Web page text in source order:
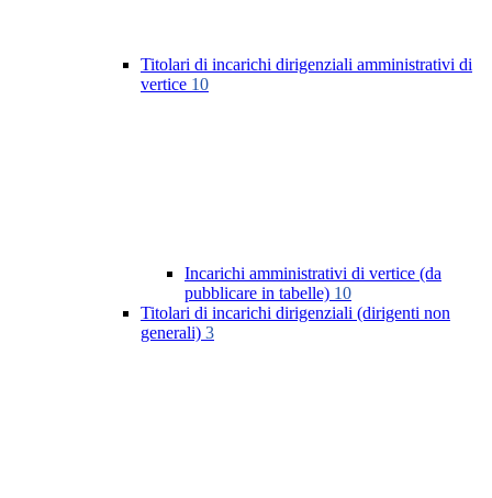
Titolari di incarichi dirigenziali amministrativi di
vertice 10
Incarichi amministrativi di vertice (da
pubblicare in tabelle) 10
Titolari di incarichi dirigenziali (dirigenti non
generali) 3